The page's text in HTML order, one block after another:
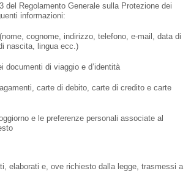
del Regolamento Generale sulla Protezione dei
informazioni:
cognome, indirizzo, telefono, e-mail, data di
nascita, lingua ecc.)
documenti di viaggio e d’identità
carte di debito, carte di credito e carte
e le preferenze personali associate al
elaborati e, ove richiesto dalla legge, trasmessi a